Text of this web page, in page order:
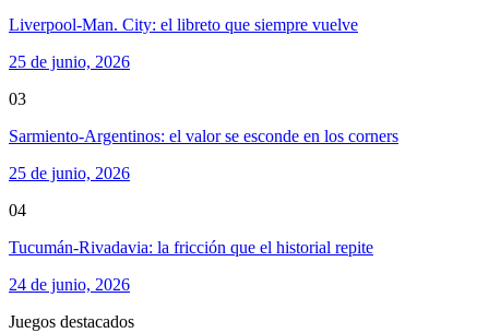
Liverpool-Man. City: el libreto que siempre vuelve
25 de junio, 2026
03
Sarmiento-Argentinos: el valor se esconde en los corners
25 de junio, 2026
04
Tucumán-Rivadavia: la fricción que el historial repite
24 de junio, 2026
Juegos destacados